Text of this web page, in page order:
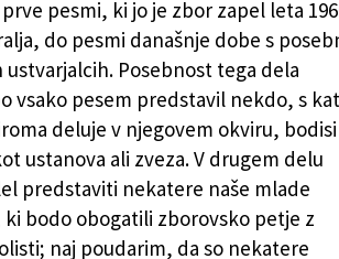
pesmi, ki jo je zbor zapel leta
do pesmi današnje dobe s
Posebnost tega dela
vsako pesem predstavil nekdo, s
deluje v njegovem okviru,
ustanova ali zveza. V drugem delu
predstaviti nekatere naše mlade
bodo obogatili zborovsko petje z
naj poudarim, da so nekatere